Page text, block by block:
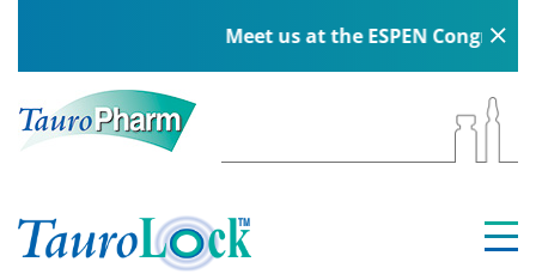
Meet us at the ESPEN Congress